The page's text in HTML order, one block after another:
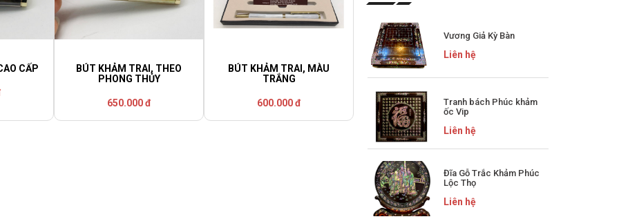
CẤP
BÚT KHẢM TRAI, THEO
PHONG THỦY
650.000 đ
BÚT KHẢM TRAI, MÀU
TRẮNG
600.000 đ
Vương Giả Kỳ Bàn
Liên hệ
Tranh bách Phúc khảm
ốc Vip
Liên hệ
Đĩa Gỗ Trắc Khảm Phúc
Lộc Thọ
Liên hệ